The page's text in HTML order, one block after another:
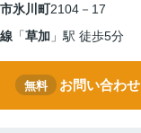
氷川町2104－17
「草加 」駅 徒歩5分
無料 お問い合わせ